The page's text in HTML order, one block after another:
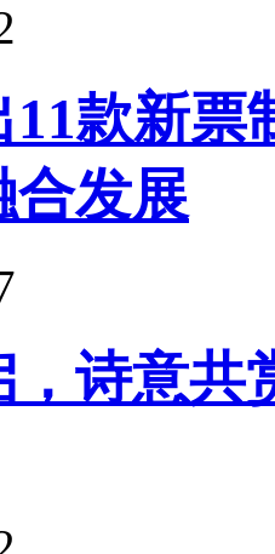
11款新票
合发展
，诗意共